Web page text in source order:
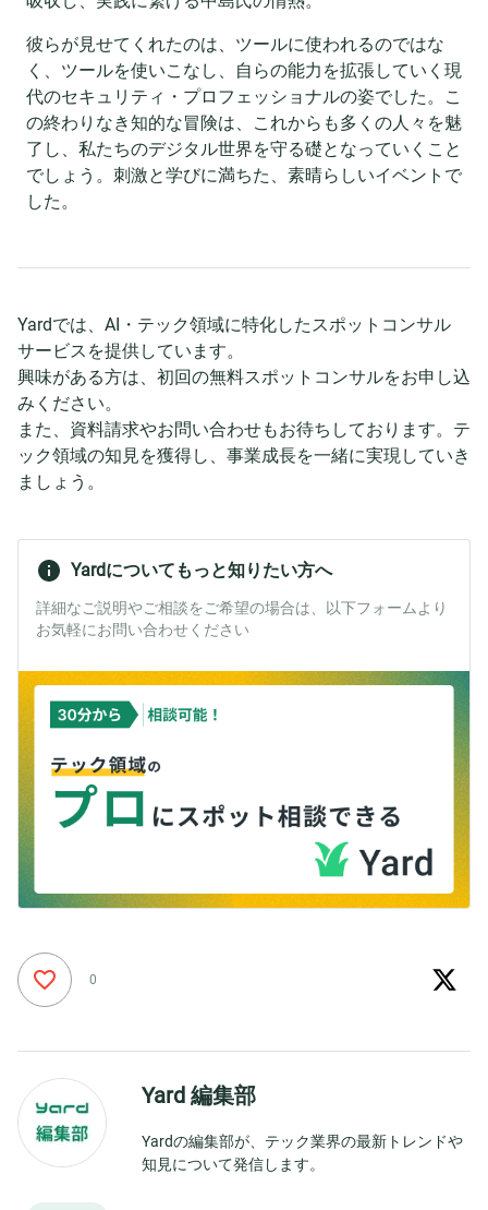
彼らが見せてくれたのは、ツールに使われるのではな
く、ツールを使いこなし、自らの能力を拡張していく現
代のセキュリティ・プロフェッショナルの姿でした。こ
の終わりなき知的な冒険は、これからも多くの人々を魅
了し、私たちのデジタル世界を守る礎となっていくこと
でしょう。刺激と学びに満ちた、素晴らしいイベントで
した。
Yardでは、AI・テック領域に特化したスポットコンサル
サービスを提供しています。
興味がある方は、初回の無料スポットコンサルをお申し込
みください。
また、資料請求やお問い合わせもお待ちしております。テ
ック領域の知見を獲得し、事業成長を一緒に実現していき
ましょう。
Yardについてもっと知りたい方へ
詳細なご説明やご相談をご希望の場合は、以下フォームより
お気軽にお問い合わせください
0
Yard 編集部
Yardの編集部が、テック業界の最新トレンドや
知見について発信します。